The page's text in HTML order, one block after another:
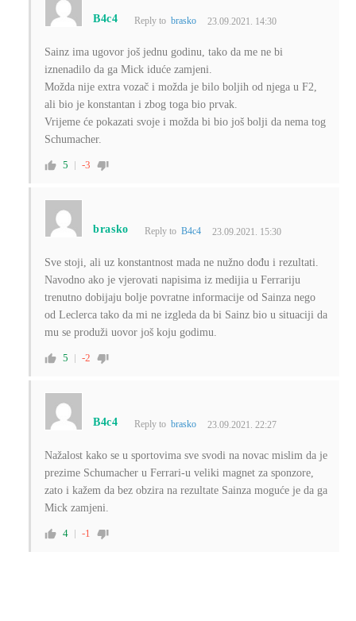
B4c4 Reply to brasko 23.09.2021. 14:30
Sainz ima ugovor još jednu godinu, tako da me ne bi
iznenadilo da ga Mick iduće zamjeni.
Možda nije extra vozač i možda je bilo boljih od njega u F2,
ali bio je konstantan i zbog toga bio prvak.
Vrijeme će pokazati svoje i možda bi bio još bolji da nema tog
Schumacher.
5 -3
brasko Reply toB4c4 23.09.2021. 15:30
Sve stoji, ali uz konstantnost mada ne nužno dođu i rezultati.
Navodno ako je vjerovati napisima iz medijia u Ferrariju
trenutno dobijaju bolje povratne informacije od Sainza nego
od Leclerca tako da mi ne izgleda da bi Sainz bio u situaciji da
mu se produži uovor još koju godimu.
5 -2
B4c4 Reply to brasko 23.09.2021. 22:27
Nažalost kako se u sportovima sve svodi na novac mislim da je
prezime Schumacher u Ferrari-u veliki magnet za sponzore,
zato i kažem da bez obzira na rezultate Sainza moguće je da ga
Mick zamjeni.
4 -1